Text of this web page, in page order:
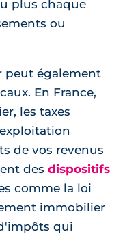
plus chaque
ou
peut également
En France,
les taxes
de vos revenus
des dispositifs
comme la loi
immobilier
qui